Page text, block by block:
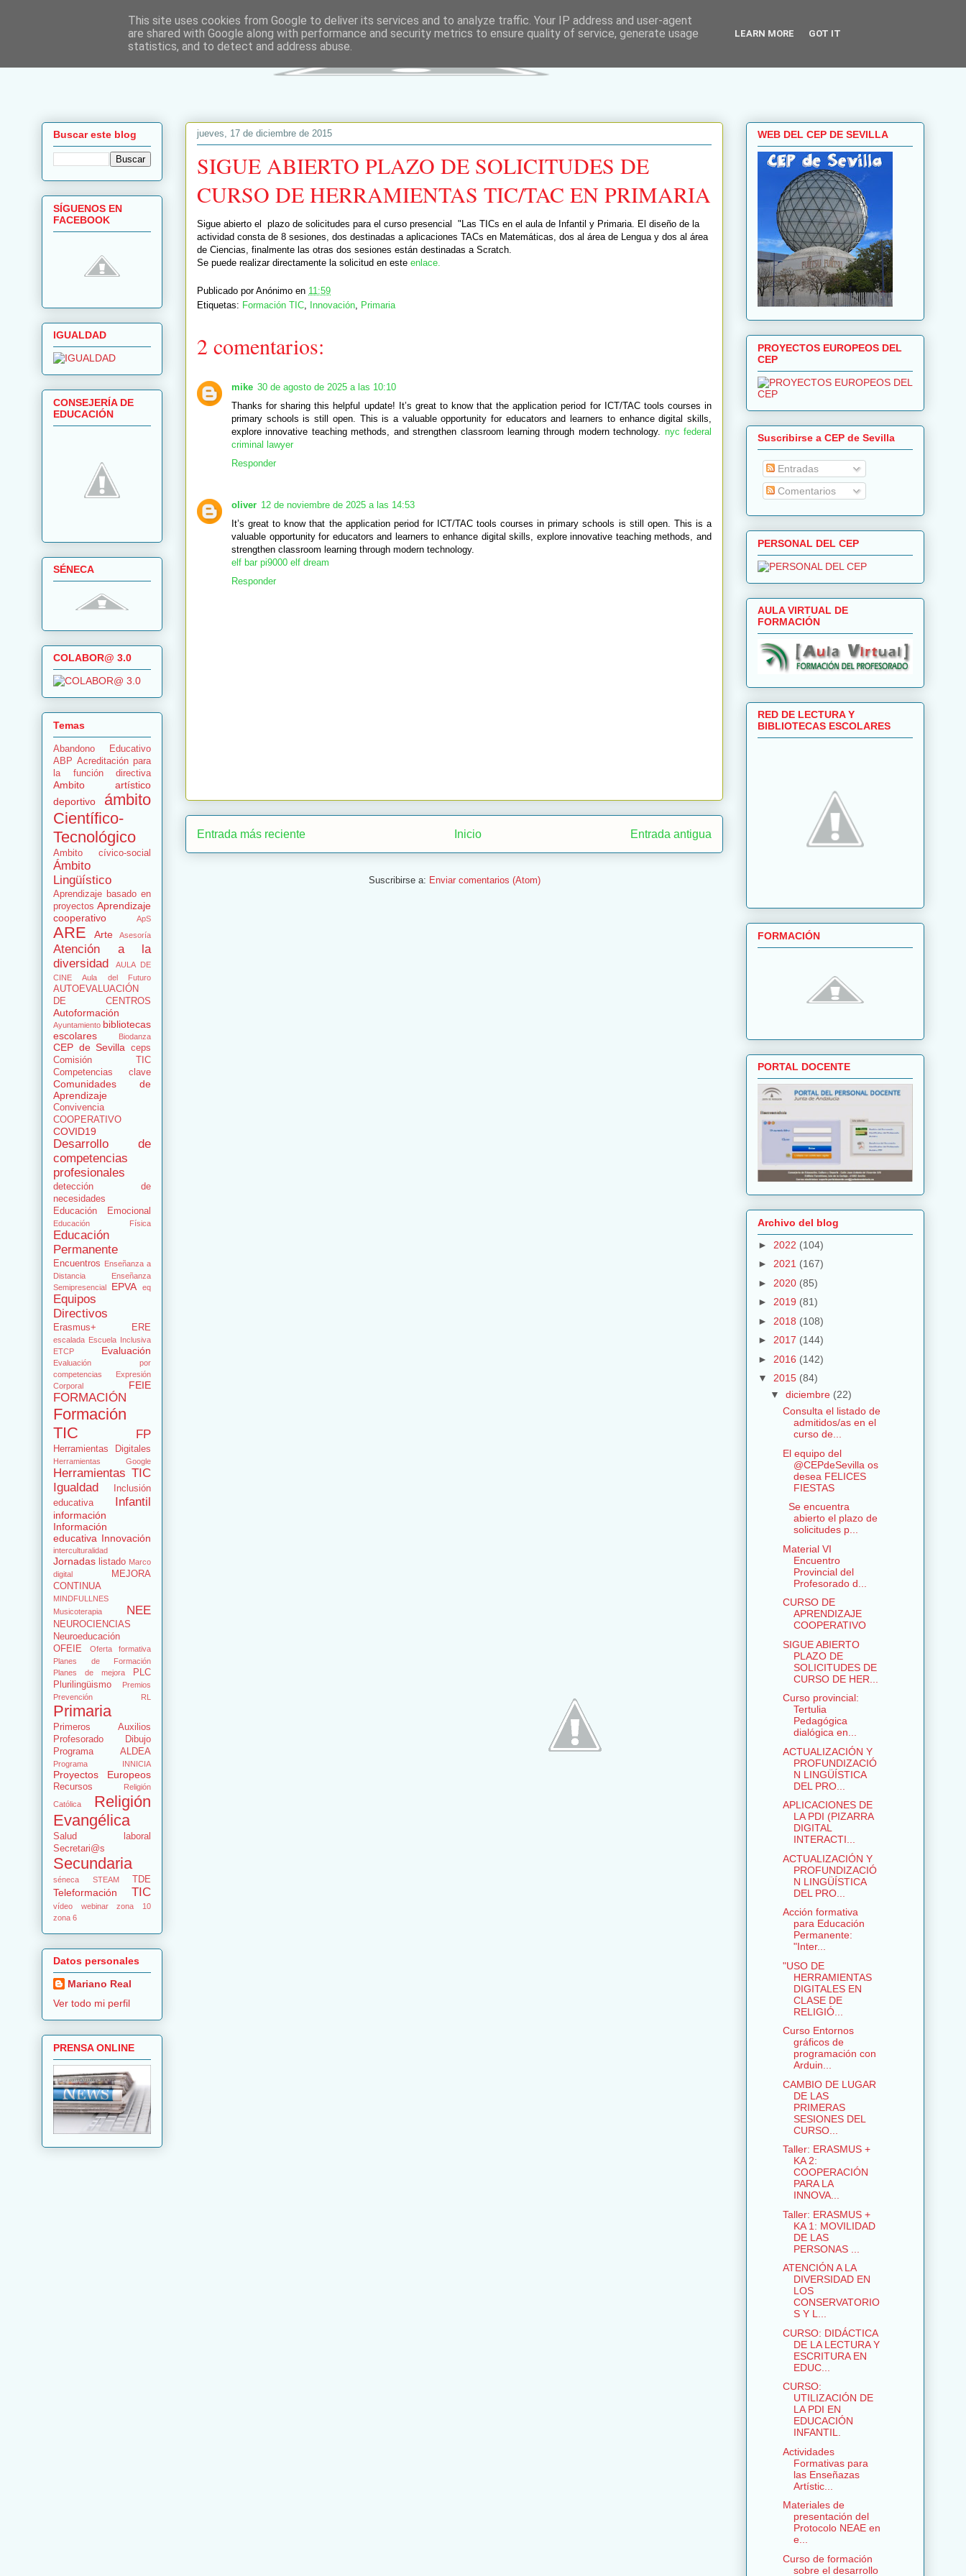
jueves, 17 de diciembre de 2015
SIGUE ABIERTO PLAZO DE SOLICITUDES DE
CURSO DE HERRAMIENTAS TIC/TAC EN PRIMARIA
Sigue abierto el plazo de solicitudes para el curso presencial "Las TICs en el aula de Infantil y Primaria. El diseño de la
actividad consta de 8 sesiones, dos destinadas a aplicaciones TACs en Matemáticas, dos al área de Lengua y dos al área
de Ciencias, finalmente las otras dos sesiones están destinadas a Scratch.
Se puede realizar directamente la solicitud en este enlace.
Publicado porAnónimo en 11:59
Etiquetas: Formación TIC Innovación Primaria
2 comentarios:
mike 30 de agosto de 2025 a las 10:10
Thanks for sharing this helpful update! It’s great to know that the application period for ICT/TAC tools courses in
primary schools is still open. This is a valuable opportunity for educators and learners to enhance digital skills,
explore innovative teaching methods, and strengthen classroom learning through modern technology. nyc federal
criminal lawyer
Responder
oliver 12 de noviembre de 2025 a las 14:53
It’s great to know that the application period for ICT/TAC tools courses in primary schools is still open. This is a
valuable opportunity for educators and learners to enhance digital skills, explore innovative teaching methods, and
strengthen classroom learning through modern technology.
elf bar pi9000 elf dream
Responder
Entrada más reciente Entrada antigua
Inicio
Suscribirse a: Enviar comentarios (Atom)
Buscar este blog
SÍGUENOS EN
FACEBOOK
IGUALDAD
CONSEJERÍA DE
EDUCACIÓN
SÉNECA
COLABOR@ 3.0
Temas
Abandono Educativo
ABP Acreditación para
la función directiva
Ambito artístico
deportivo
ámbito
Científico-
Tecnológico
Ambito cívico-social
Ámbito
Lingüístico
Aprendizaje basado en
proyectos Aprendizaje
cooperativo
ApS
ARE Arte Asesoría
Atención a la
diversidad
AULA DE
CINE
Aula del Futuro
AUTOEVALUACIÓN
DE CENTROS
Autoformación
Ayuntamiento bibliotecas
escolares
Biodanza
CEP de Sevilla
ceps
Comisión TIC
Competencias clave
Comunidades de
Aprendizaje
Convivencia
COOPERATIVO
COVID19
Desarrollo de
competencias
profesionales
detección de
necesidades
Educación Emocional
Educación Física
Educación
Permanente
Encuentros Enseñanza a
Distancia
Enseñanza
Semipresencial
EPVA eq
Equipos
Directivos
Erasmus+ ERE
escalada Escuela Inclusiva
ETCP
Evaluación
Evaluación por
competencias
Expresión
Corporal
FEIE
FORMACIÓN
Formación
TIC
FP
Herramientas Digitales
Herramientas Google
Herramientas TIC
Igualdad
Inclusión
educativa
Infantil
información
Información
educativa Innovación
interculturalidad
Jornadas listado Marco
digital
MEJORA
CONTINUA
MINDFULLNES
Musicoterapia
NEE
NEUROCIENCIAS
Neuroeducación
OFEIE
Oferta formativa
Planes de Formación
Planes de mejora
PLC
Plurilingüismo
Premios
Prevención RL
Primaria
Primeros Auxilios
Profesorado Dibujo
Programa ALDEA
Programa INNICIA
Proyectos Europeos
Recursos
Religión
Católica
Religión
Evangélica
Salud laboral
Secretari@s
Secundaria
séneca STEAM TDE
Teleformación TIC
vídeo webinar
zona 10
zona 6
Datos personales
Mariano Real
Ver todo mi perfil
PRENSA ONLINE
WEB DEL CEP DE SEVILLA
PROYECTOS EUROPEOS DEL
CEP
Suscribirse a CEP de Sevilla
Entradas
Comentarios
PERSONAL DEL CEP
AULA VIRTUAL DE
FORMACIÓN
RED DE LECTURA Y
BIBLIOTECAS ESCOLARES
FORMACIÓN
PORTAL DOCENTE
Archivo del blog
► 2022 (104)
► 2021 (167)
► 2020 (85)
► 2019 (81)
► 2018 (108)
► 2017 (144)
► 2016 (142)
▼ 2015 (84)
▼ diciembre (22)
Consulta el listado de
admitidos/as en el
curso de...
El equipo del
@CEPdeSevilla os
desea FELICES
FIESTAS
Se encuentra
abierto el plazo de
solicitudes p...
Material VI
Encuentro
Provincial del
Profesorado d...
CURSO DE
APRENDIZAJE
COOPERATIVO
SIGUE ABIERTO
PLAZO DE
SOLICITUDES DE
CURSO DE HER...
Curso provincial:
Tertulia
Pedagógica
dialógica en...
ACTUALIZACIÓN Y
PROFUNDIZACIÓ
N LINGÜÍSTICA
DEL PRO...
APLICACIONES DE
LA PDI (PIZARRA
DIGITAL
INTERACTI...
ACTUALIZACIÓN Y
PROFUNDIZACIÓ
N LINGÜÍSTICA
DEL PRO...
Acción formativa
para Educación
Permanente:
"Inter...
"USO DE
HERRAMIENTAS
DIGITALES EN
CLASE DE
RELIGIÓ...
Curso Entornos
gráficos de
programación con
Arduin...
CAMBIO DE LUGAR
DE LAS
PRIMERAS
SESIONES DEL
CURSO...
Taller: ERASMUS +
KA 2:
COOPERACIÓN
PARA LA
INNOVA...
Taller: ERASMUS +
KA 1: MOVILIDAD
DE LAS
PERSONAS ...
ATENCIÓN A LA
DIVERSIDAD EN
LOS
CONSERVATORIO
S Y L...
CURSO: DIDÁCTICA
DE LA LECTURA Y
ESCRITURA EN
EDUC...
CURSO:
UTILIZACIÓN DE
LA PDI EN
EDUCACIÓN
INFANTIL.
Actividades
Formativas para
las Enseñazas
Artístic...
Materiales de
presentación del
Protocolo NEAE en
e...
Curso de formación
sobre el desarrollo
This site uses cookies from Google to deliver its services and to analyze traffic. Your IP address and user-agent
are shared with Google along with performance and security metrics to ensure quality of service, generate usage
statistics, and to detect and address abuse.
LEARN MORE GOT IT